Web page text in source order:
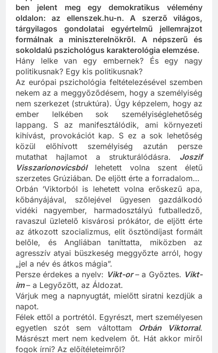
Popper Péter alábbi írása Orbán Viktorról 2015-
ben jelent meg egy demokratikus vélemény
oldalon: az ellenszek.hu-n. A szerző világos,
tárgyilagos gondolatai egyértelmű jellemrajzot
formálnak a miniszterelnökről. A népszerű és
sokoldalú pszichológus karakterológia elemzése.
Hány lelke van egy embernek? És egy nagy
politikusnak? Egy kis politikusnak?
Az európai pszichológia feltételezésével szemben
nekem az a meggyőződésem, hogy a személyiség
nem szerkezet (struktúra). Úgy képzelem, hogy az
ember lelkében sok személyiséglehetőség
lappang. S az manifesztálódik, ami környezeti
kihívást, provokációt kap. S ez a sok lehetőség
közül előhívott személyiség azután persze
mutathat hajlamot a strukturálódásra.
Joszif
Visszarionovicsbóllehetett volna szent életű
szerzetes Grúziában. De eljött érte a forradalom…
Orbán ‘Viktorból is lehetett volna erőskezű apa,
kőbányájával, szőlejével ügyesen gazdálkodó
vidéki nagyember, harmadosztályú futballedző,
ravaszul üzletelő kisvárosi prókátor, de eljött érte
az átkozott szocializmus, elit ösztöndíjast formált
belőle, és Angliában taníttatta, miközben az
agresszív atyai büszkeség meggyőzte arról, hogy
„jel a név és átkos mágia”.
Persze érdekes a nyelv:Vikt-or
im – a Legyőzött, az Áldozat.
Várjuk meg a napnyugtát, mielőtt siratni kezdjük a
napot.
Félek ettől a portrétól. Egyrészt, mert személyesen
egyetlen szót sem váltottam Orbán Viktorral.
Másrészt mert nem kedvelem őt. Hát akkor miről